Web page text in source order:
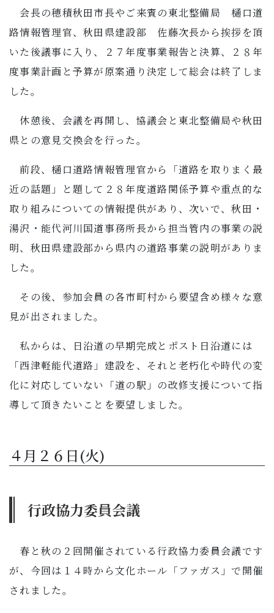
会長の穂積秋田市長やご来賓の東北整備局 樋口道
路情報管理官、秋田県建設部 佐藤次長から挨拶を頂
いた後議事に入り、２７年度事業報告と決算、２８年
度事業計画と予算が原案通り決定して総会は終了しま
した。
休憩後、会議を再開し、協議会と東北整備局や秋田
県との意見交換会を行った。
前段、樋口道路情報管理官から「道路を取りまく最
近の話題」と題して２８年度道路関係予算や重点的な
取り組みについての情報提供があり、次いで、秋田・
湯沢・能代河川国道事務所長から担当管内の事業の説
明、秋田県建設部から県内の道路事業の説明がありま
した。
その後、参加会員の各市町村から要望含め様々な意
見が出されました。
私からは、日沿道の早期完成とポスト日沿道には
「西津軽能代道路」建設を、それと老朽化や時代の変
化に対応していない「道の駅」の改修支援について指
導して頂きたいことを要望しました。
４月２６日(火)
行政協力委員会議
春と秋の２回開催されている行政協力委員会議です
が、今回は１４時から文化ホール「ファガス」で開催
されました。